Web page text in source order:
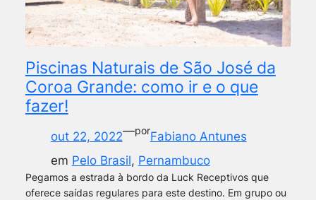
Piscinas Naturais de São José da
Coroa Grande: como ir e o que
fazer!
out 22, 2022—porFabiano Antunes
em Pelo Brasil, Pernambuco
Pegamos a estrada à bordo da Luck Receptivos que
oferece saídas regulares para este destino. Em grupo ou